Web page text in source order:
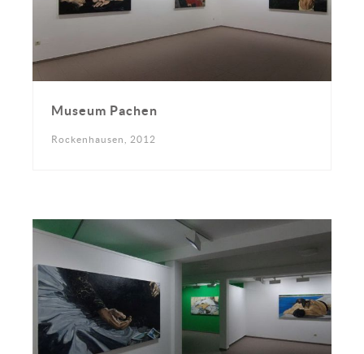
Museum Pachen
Rockenhausen, 2012